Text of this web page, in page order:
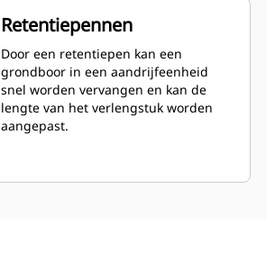
Retentiepennen
Door een retentiepen kan een
grondboor in een aandrijfeenheid
snel worden vervangen en kan de
lengte van het verlengstuk worden
aangepast.